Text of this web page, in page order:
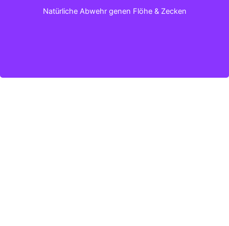
Natürliche Abwehr genen Flöhe & Zecken